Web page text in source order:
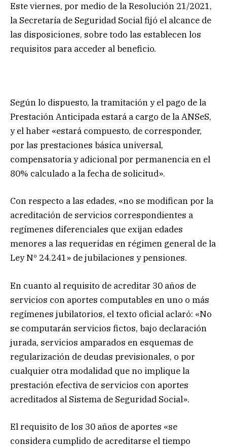
Este viernes, por medio de la Resolución 21/2021,
la Secretaría de Seguridad Social fijó el alcance de
las disposiciones, sobre todo las establecen los
requisitos para acceder al beneficio.
Según lo dispuesto, la tramitación y el pago de la
Prestación Anticipada estará a cargo de la ANSeS,
y el haber «estará compuesto, de corresponder,
por las prestaciones básica universal,
compensatoria y adicional por permanencia en el
80% calculado a la fecha de solicitud».
Con respecto a las edades, «no se modifican por la
acreditación de servicios correspondientes a
regímenes diferenciales que exijan edades
menores a las requeridas en régimen general de la
Ley Nº 24.241» de jubilaciones y pensiones.
En cuanto al requisito de acreditar 30 años de
servicios con aportes computables en uno o más
regímenes jubilatorios, el texto oficial aclaró: «No
se computarán servicios fictos, bajo declaración
jurada, servicios amparados en esquemas de
regularización de deudas previsionales, o por
cualquier otra modalidad que no implique la
prestación efectiva de servicios con aportes
acreditados al Sistema de Seguridad Social».
El requisito de los 30 años de aportes «se
considera cumplido de acreditarse el tiempo